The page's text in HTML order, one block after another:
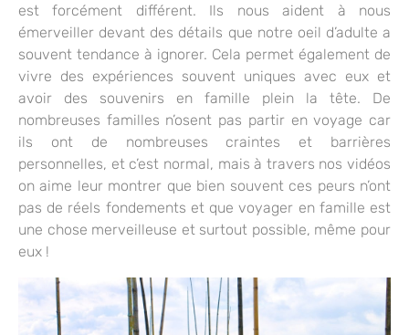
est forcément différent. Ils nous aident à nous
émerveiller devant des détails que notre oeil d’adulte a
souvent tendance à ignorer. Cela permet également de
vivre des expériences souvent uniques avec eux et
avoir des souvenirs en famille plein la tête. De
nombreuses familles n’osent pas partir en voyage car
ils ont de nombreuses craintes et barrières
personnelles, et c’est normal, mais à travers nos vidéos
on aime leur montrer que bien souvent ces peurs n’ont
pas de réels fondements et que voyager en famille est
une chose merveilleuse et surtout possible, même pour
eux !